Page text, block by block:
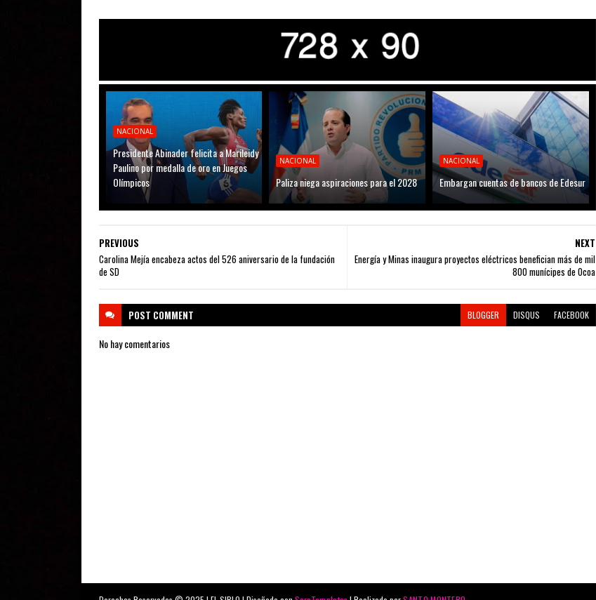
NACIONAL
Presidente Abinader felicita a Marileidy
Paulino por medalla de oro en Juegos
Olímpicos
NACIONAL
Paliza niega aspiraciones para el 2028
NACIONAL
Embargan cuentas de bancos de Edesur
NEXT
Energía y Minas inaugura proyectos eléctricos benefician más de mil
800 munícipes de Ocoa
PREVIOUS
Carolina Mejía encabeza actos del 526 aniversario de la fundación
de SD
POST COMMENT BLOGGER DISQUS FACEBOOK
No hay comentarios